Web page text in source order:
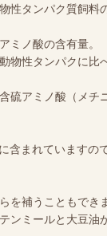
性タンパク質飼料
ミノ酸の含有量。
物性タンパクに比
硫アミノ酸（メチ
含まれていますの
を補うこともでき
ンミールと大豆油